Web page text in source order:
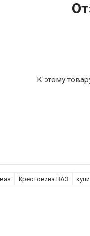
К этому
Крестовина ВАЗ